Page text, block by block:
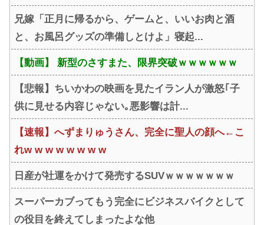
兄嫁「正月に帰るから、ゲームと、いいお肉と酒
と、お風呂グッズの準備しとけよ」寝起...
【動画】 新型のさすまた、限界突破ｗｗｗｗｗｗ
【悲報】ちいかわの映画を見たイラン人が激怒｢子
供に見せる内容じゃない｡悪影響は計...
【速報】へずまりゅうさん、完全に聖人の顔へ←こ
れw w w w w w w w
日産が社運をかけて発売するSUVｗｗｗｗｗｗｗ
スーパーカブってもう完全にビジネスバイクとして
の役目を終えてしまったよな他